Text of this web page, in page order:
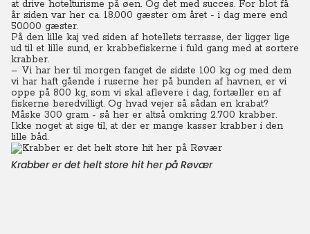
at drive hotelturisme på øen. Og det med succes. For blot få
år siden var her ca. 18.000 gæster om året - i dag mere end
50.000 gæster.
På den lille kaj ved siden af hotellets terrasse, der ligger lige
ud til et lille sund, er krabbefiskerne i fuld gang med at sortere
krabber.
– Vi har her til morgen fanget de sidste 100 kg og med dem
vi har haft gående i ruserne her på bunden af havnen, er vi
oppe på 800 kg, som vi skal aflevere i dag, fortæller en af
fiskerne beredvilligt. Og hvad vejer så sådan en krabat?
Måske 300 gram - så her er altså omkring 2.700 krabber.
Ikke noget at sige til, at der er mange kasser krabber i den
lille båd.
Krabber er det helt store hit her på Røvær